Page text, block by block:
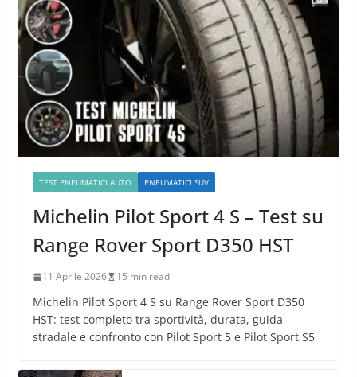
TEST PNEUMATICI AUTO PNEUMATICI SUV
Michelin Pilot Sport 4 S – Test su
Range Rover Sport D350 HST
11 Aprile 2026 15 min read
Michelin Pilot Sport 4 S su Range Rover Sport D350
HST: test completo tra sportività, durata, guida
stradale e confronto con Pilot Sport 5 e Pilot Sport S5